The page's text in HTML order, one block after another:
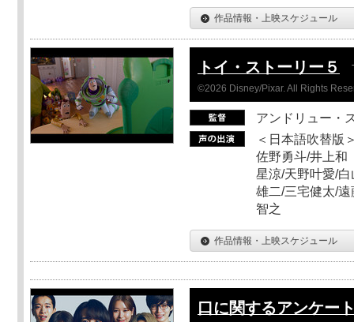
作品情報・上映スケジュール
トイ・ストーリー５
©2026 Disney/Pixar. All Rights
アンドリュー・
＜日本語吹替版
佐野勇斗/井上和
星涼/天野叶愛/
雄二/三宅健太/
智之
作品情報・上映スケジュール
口に関するアンケー